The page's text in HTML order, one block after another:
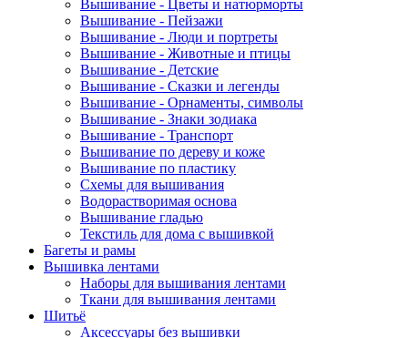
Вышивание - Цветы и натюрморты
Вышивание - Пейзажи
Вышивание - Люди и портреты
Вышивание - Животные и птицы
Вышивание - Детские
Вышивание - Сказки и легенды
Вышивание - Орнаменты, символы
Вышивание - Знаки зодиака
Вышивание - Транспорт
Вышивание по дереву и коже
Вышивание по пластику
Схемы для вышивания
Водорастворимая основа
Вышивание гладью
Текстиль для дома с вышивкой
Багеты и рамы
Вышивка лентами
Наборы для вышивания лентами
Ткани для вышивания лентами
Шитьё
Аксессуары без вышивки